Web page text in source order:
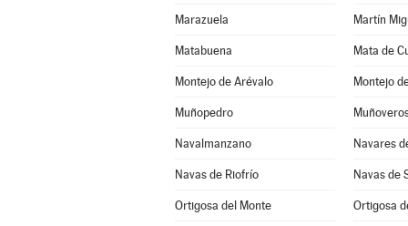
Marazuela Martín
Matabuena Mata de
Montejo de Arévalo
Muñopedro
Navalmanzano Navares
Navas de Riofrío Navas de
Ortigosa del Monte Ortigosa